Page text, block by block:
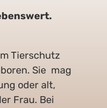
Tierschutz
Sie mag
oder alt,
Frau. Bei